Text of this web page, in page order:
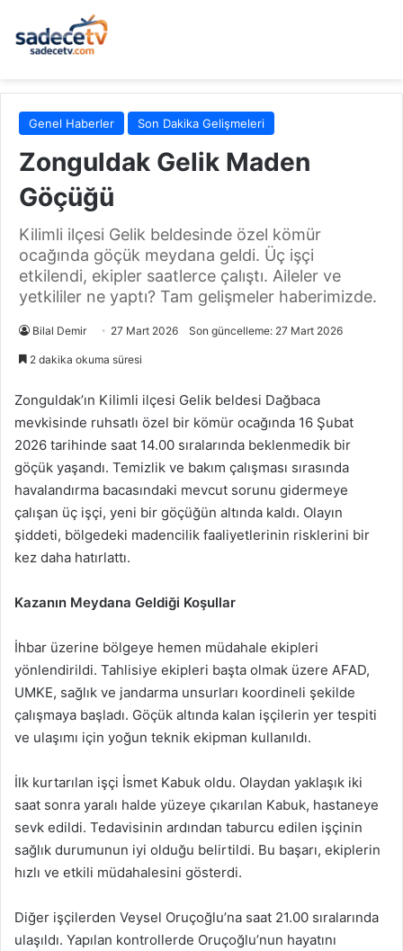
Genel Haberler Son Dakika Gelişmeleri
Zonguldak Gelik Maden
Göçüğü
Kilimli ilçesi Gelik beldesinde özel kömür
ocağında göçük meydana geldi. Üç işçi
etkilendi, ekipler saatlerce çalıştı. Aileler ve
yetkililer ne yaptı? Tam gelişmeler haberimizde.
Bilal Demir 27 Mart 2026 Son güncelleme: 27 Mart 2026
2 dakika okuma süresi
Zonguldak’ın Kilimli ilçesi Gelik beldesi Dağbaca
mevkisinde ruhsatlı özel bir kömür ocağında 16 Şubat
2026 tarihinde saat 14.00 sıralarında beklenmedik bir
göçük yaşandı. Temizlik ve bakım çalışması sırasında
havalandırma bacasındaki mevcut sorunu gidermeye
çalışan üç işçi, yeni bir göçüğün altında kaldı. Olayın
şiddeti, bölgedeki madencilik faaliyetlerinin risklerini bir
kez daha hatırlattı.
Kazanın Meydana Geldiği Koşullar
İhbar üzerine bölgeye hemen müdahale ekipleri
yönlendirildi. Tahlisiye ekipleri başta olmak üzere AFAD,
UMKE, sağlık ve jandarma unsurları koordineli şekilde
çalışmaya başladı. Göçük altında kalan işçilerin yer tespiti
ve ulaşımı için yoğun teknik ekipman kullanıldı.
İlk kurtarılan işçi İsmet Kabuk oldu. Olaydan yaklaşık iki
saat sonra yaralı halde yüzeye çıkarılan Kabuk, hastaneye
sevk edildi. Tedavisinin ardından taburcu edilen işçinin
sağlık durumunun iyi olduğu belirtildi. Bu başarı, ekiplerin
hızlı ve etkili müdahalesini gösterdi.
Diğer işçilerden Veysel Oruçoğlu’na saat 21.00 sıralarında
ulaşıldı. Yapılan kontrollerde Oruçoğlu’nun hayatını